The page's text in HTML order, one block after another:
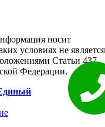
носит
условиях не является
Статьи 437
Федерации.